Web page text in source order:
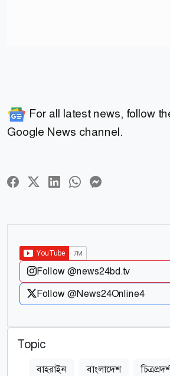
For all latest news, follow
Google News channel.
Follow @news24bd.tv
Follow @News24Online4
Topic
বাহরাইন বাংলাদেশ